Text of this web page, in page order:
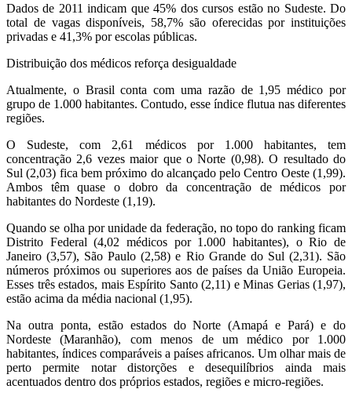
Dados de 2011 indicam que 45% dos cursos estão no Sudeste. Do
total de vagas disponíveis, 58,7% são oferecidas por instituições
privadas e 41,3% por escolas públicas.
Distribuição dos médicos reforça desigualdade
Atualmente, o Brasil conta com uma razão de 1,95 médico por
grupo de 1.000 habitantes. Contudo, esse índice flutua nas diferentes
regiões.
O Sudeste, com 2,61 médicos por 1.000 habitantes, tem
concentração 2,6 vezes maior que o Norte (0,98). O resultado do
Sul (2,03) fica bem próximo do alcançado pelo Centro Oeste (1,99).
Ambos têm quase o dobro da concentração de médicos por
habitantes do Nordeste (1,19).
Quando se olha por unidade da federação, no topo do ranking ficam
Distrito Federal (4,02 médicos por 1.000 habitantes), o Rio de
Janeiro (3,57), São Paulo (2,58) e Rio Grande do Sul (2,31). São
números próximos ou superiores aos de países da União Europeia.
Esses três estados, mais Espírito Santo (2,11) e Minas Gerias (1,97),
estão acima da média nacional (1,95).
Na outra ponta, estão estados do Norte (Amapá e Pará) e do
Nordeste (Maranhão), com menos de um médico por 1.000
habitantes, índices comparáveis a países africanos. Um olhar mais de
perto permite notar distorções e desequilíbrios ainda mais
acentuados dentro dos próprios estados, regiões e micro-regiões.